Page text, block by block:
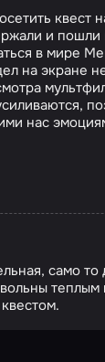
квест
и
в мире
на экране
нас
само
теплым